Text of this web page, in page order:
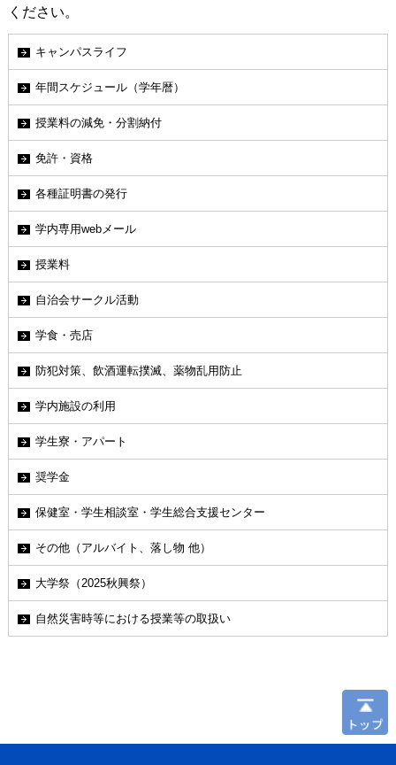
キャンパスライフ
年間スケジュール（学年暦）
授業料の減免・分割納付
免許・資格
各種証明書の発行
学内専用webメール
授業料
自治会サークル活動
学食・売店
防犯対策、飲酒運転撲滅、薬物乱用防止
学内施設の利用
学生寮・アパート
奨学金
保健室・学生相談室・学生総合支援センター
その他（アルバイト、落し物 他）
大学祭（2025秋興祭）
自然災害時等における授業等の取扱い
ください。